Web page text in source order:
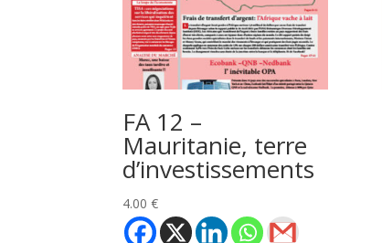
FA 12 –
Mauritanie, terre
d’investissements
4.00€